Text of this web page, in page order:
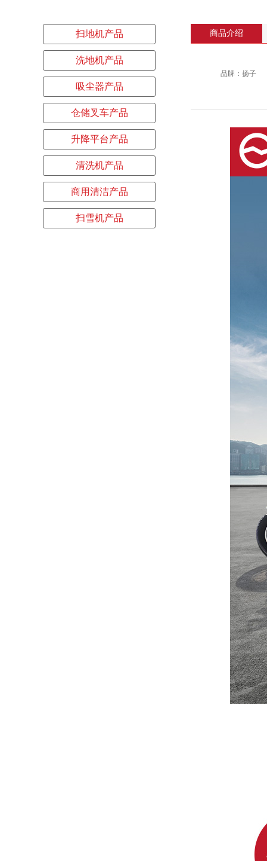
扫地机产品
洗地机产品
吸尘器产品
仓储叉车产品
升降平台产品
清洗机产品
商用清洁产品
扫雪机产品
商品介绍
品牌：扬子